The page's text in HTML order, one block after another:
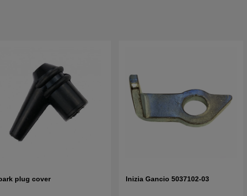
plug cover Inizia Gancio 5037102-03